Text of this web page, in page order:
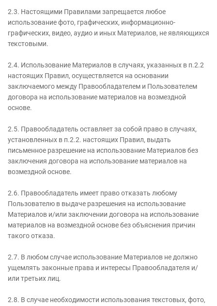
2.3. Настоящими Правилами запрещается любое
использование фото, графических, информационно-
графических, видео, аудио и иных Материалов, не являющихся
текстовыми.
2.4. Использование Материалов в случаях, указанных в п.2.2
настоящих Правил, осуществляется на основании
заключаемого между Правообладателем и Пользователем
договора на использование материалов на возмездной
основе.
2.5. Правообладатель оставляет за собой право в случаях,
установленных в п.2.2. настоящих Правил, выдать
письменное разрешение на использование Материалов без
заключения договора на использование материалов на
возмездной основе.
2.6. Правообладатель имеет право отказать любому
Пользователю в выдаче разрешения на использование
Материалов и/или заключении договора на использование
материалов на возмездной основе без объяснения причин
такого отказа.
2.7. В любом случае использование Материалов не должно
ущемлять законные права и интересы Правообладателя и/
или третьих лиц.
2.8. В случае необходимости использования текстовых, фото,